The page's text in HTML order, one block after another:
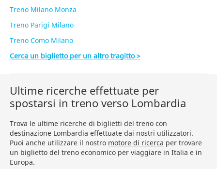
Treno Milano Monza
Treno Parigi Milano
Treno Como Milano
Cerca un biglietto per un altro tragitto >
Ultime ricerche effettuate per
spostarsi in treno verso Lombardia
Trova le ultime ricerche di biglietti del treno con
destinazione Lombardia effettuate dai nostri utilizzatori.
Puoi anche utilizzare il nostro motore di ricerca per trovare
un biglietto del treno economico per viaggiare in Italia e in
Europa.